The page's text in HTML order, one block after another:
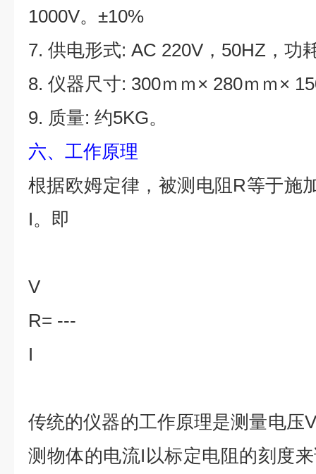
1000V。±10%
7. 供电形式: AC 220V，50HZ，功
8. 仪器尺寸: 300ｍｍ× 280ｍｍ×
9. 质量: 约5KG。
六、工作原理
根据欧姆定律，被测电阻R等于施
I。即
V
R= ---
I
传统的仪器的工作原理是测量电压
测物体的电流I以标定电阻的刻度